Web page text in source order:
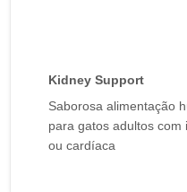
Kidney Support
Saborosa alimentação
para gatos adultos com
ou cardíaca